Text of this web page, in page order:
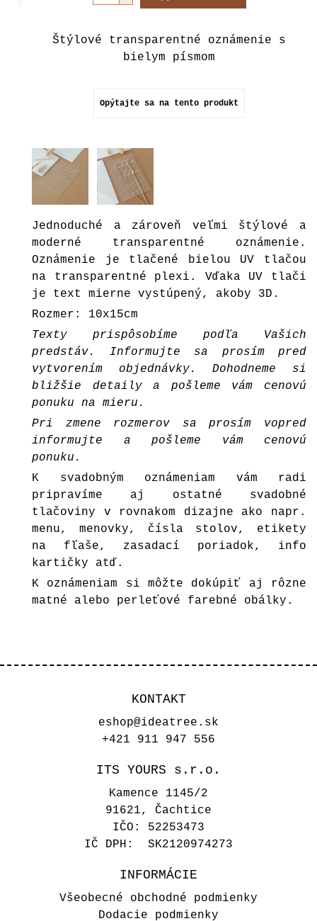
Štýlové transparentné oznámenie s
bielym písmom
Opýtajte sa na tento produkt
Jednoduché a zároveň veľmi štýlové a
moderné transparentné oznámenie.
Oznámenie je tlačené bielou UV tlačou
na transparentné plexi. Vďaka UV tlači
je text mierne vystúpený, akoby 3D.
Rozmer: 10x15cm
Texty prispôsobíme podľa Vašich
predstáv. Informujte sa prosím pred
vytvorením objednávky. Dohodneme si
bližšie detaily a pošleme vám cenovú
ponuku na mieru.
Pri zmene rozmerov sa prosím vopred
informujte a pošleme vám cenovú
ponuku.
K svadobným oznámeniam vám radi
pripravíme aj ostatné svadobné
tlačoviny v rovnakom dizajne ako napr.
menu, menovky, čísla stolov, etikety
na fľaše, zasadací poriadok, info
kartičky atď.
K oznámeniam si môžte dokúpiť aj rôzne
matné alebo perleťové farebné obálky .
KONTAKT
eshop@ideatree.sk
+421 911 947 556
ITS YOURS s.r.o.
Kamence 1145/2
91621, Čachtice
IČO: 52253473
IČ DPH: SK2120974273
INFORMÁCIE
Všeobecné obchodné podmienky
Dodacie podmienky